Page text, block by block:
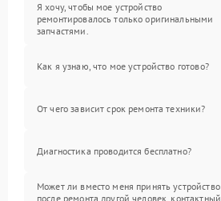
Я хочу, чтобы мое устройство
ремонтировалось только оригинальными
запчастями.
Как я узнаю, что мое устройство готово?
От чего зависит срок ремонта техники?
Диагностика проводится бесплатно?
Может ли вместо меня принять устройство
после ремонта другой человек, контактный